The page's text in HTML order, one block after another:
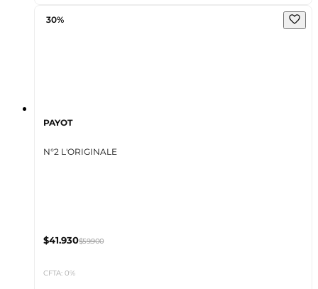
30%
PAYOT
N°2 L'ORIGINALE
$41.930$59.900
CFTA: 0%